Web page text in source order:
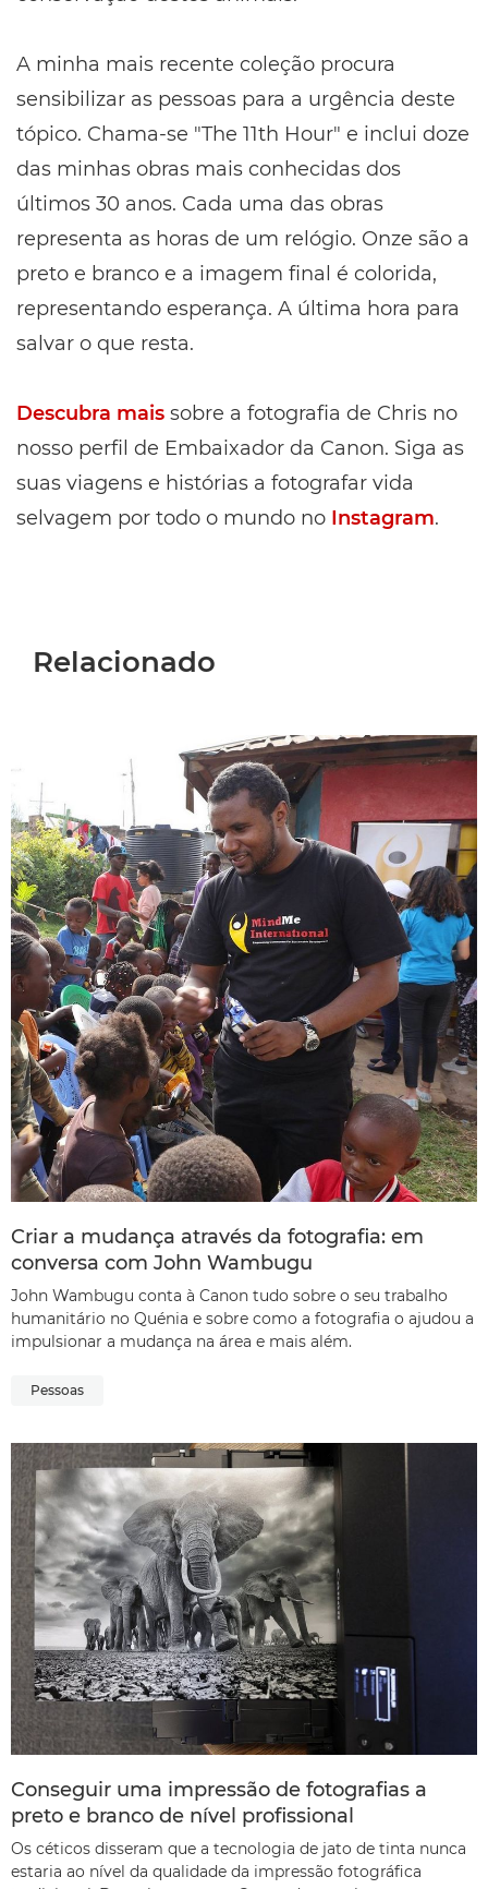
A minha mais recente coleção procura
sensibilizar as pessoas para a urgência deste
tópico. Chama-se "The 11th Hour" e inclui doze
das minhas obras mais conhecidas dos
últimos 30 anos. Cada uma das obras
representa as horas de um relógio. Onze são a
preto e branco e a imagem final é colorida,
representando esperança. A última hora para
salvar o que resta.
Descubra mais sobre a fotografia de Chris no
nosso perfil de Embaixador da Canon. Siga as
suas viagens e histórias a fotografar vida
selvagem por todo o mundo no Instagram.
Relacionado
Criar a mudança através da fotografia: em
conversa com John Wambugu
John Wambugu conta à Canon tudo sobre o seu trabalho
humanitário no Quénia e sobre como a fotografia o ajudou a
impulsionar a mudança na área e mais além.
Pessoas
Conseguir uma impressão de fotografias a
preto e branco de nível profissional
Os céticos disseram que a tecnologia de jato de tinta nunca
estaria ao nível da qualidade da impressão fotográfica